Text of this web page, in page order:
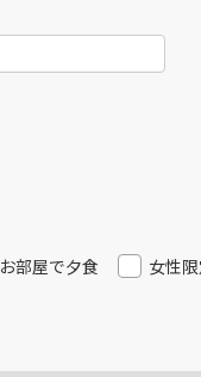
お部屋で夕食 女性